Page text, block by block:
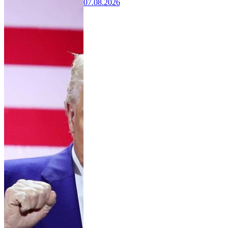
07.08.2026